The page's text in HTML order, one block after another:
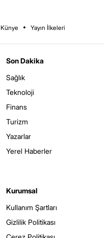
Künye Yayın İlkeleri
Son Dakika
Sağlık
Teknoloji
Finans
Turizm
Yazarlar
Yerel Haberler
Kurumsal
Kullanım Şartları
Gizlilik Politikası